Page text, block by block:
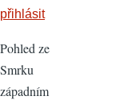
přihlásit
Pohled ze
Smrku
západním